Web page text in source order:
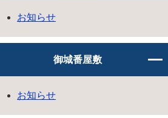
お知らせ
御城番屋敷
お知らせ